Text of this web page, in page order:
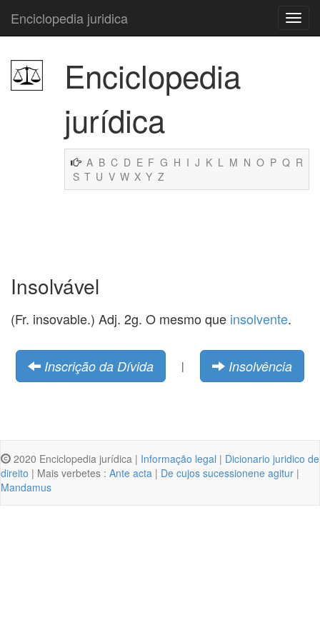
Enciclopedia juridica
Enciclopedia
jurídica
A B C D E F G H I J K L M N O P Q R
S T U V W X Y Z
Insolvável
(Fr. insovable.) Adj. 2g. O mesmo que insolvente.
Inscrição da Dívida | Insolvência
2020 Enciclopedia jurídica | Informação legal | Dicionario juridico de
direito | Mais verbetes : Ante acta | De cujos sucessionene agitur |
Mandamus